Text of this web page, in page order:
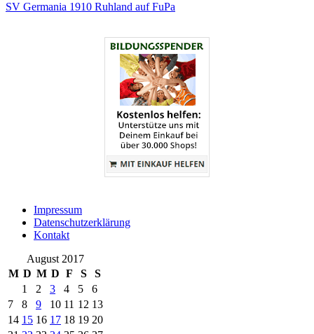
SV Germania 1910 Ruhland auf FuPa
Impressum
Datenschutzerklärung
Kontakt
August 2017
M D M D F S
S
1
2 3 4 5
6
7
8 9 10 11 12 13
14 15 16 17 18 19 20